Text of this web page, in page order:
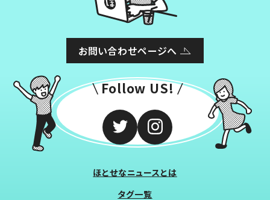
お問い合わせページへ
Follow US!
ほとせなニュースとは
タグ一覧